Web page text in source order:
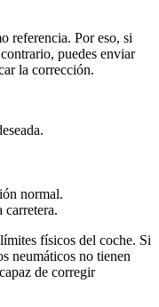
referencia. Por eso, si
puedes enviar
la corrección.
normal.
carretera.
físicos del coche. Si
neumáticos no tienen
de corregir